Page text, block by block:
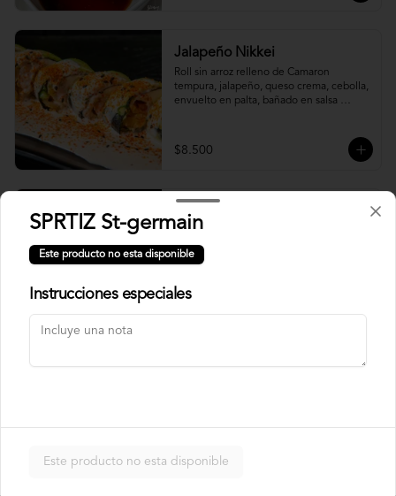
Jalapeño Nikkei
Roll sin arroz relleno de Camaron
tempura, jalapeño, queso crema, cebolla,
envuelto en palta, bañado en salsa
$8.500
Usuba
Roll relleno de salmón, camarón, queso
crema y plata, envuelto en laminas de
salmón fresco.
Korean Roll
$8.500
SPRTIZ St-germain
Este producto no esta disponible
Instrucciones especiales
Este producto no esta disponible